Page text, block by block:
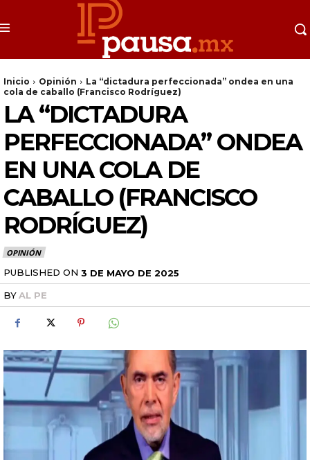
Inicio Opinión
La “dictadura perfeccionada” ondea en una
cola de caballo (Francisco Rodríguez)
LA “DICTADURA
PERFECCIONADA” ONDEA
EN UNA COLA DE
CABALLO (FRANCISCO
RODRÍGUEZ)
OPINIÓN
PUBLISHED ON 3 DE MAYO DE 2025
BYAL PE